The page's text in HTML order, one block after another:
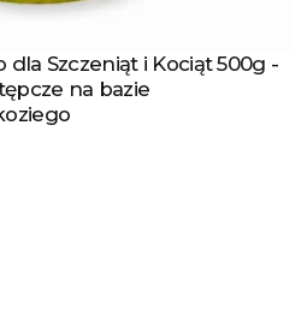
dla Szczeniąt i Kociąt 500g -
na bazie